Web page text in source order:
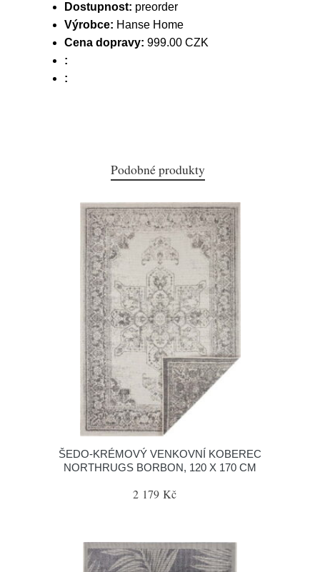
Dostupnost: preorder
Výrobce: Hanse Home
Cena dopravy: 999.00 CZK
:
:
Podobné produkty
ŠEDO-KRÉMOVÝ VENKOVNÍ KOBEREC
NORTHRUGS BORBON, 120 X 170 CM
2 179 Kč